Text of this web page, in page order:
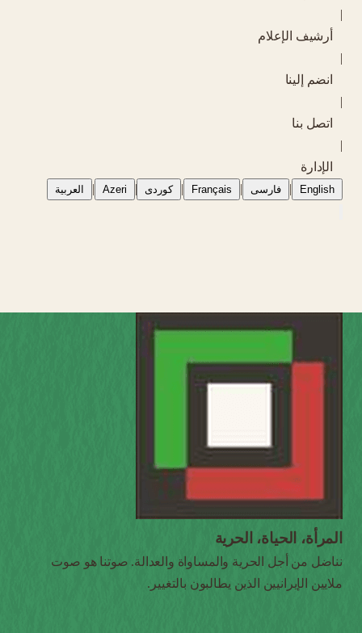
|
أرشيف الإعلام
|
انضم إلينا
|
اتصل بنا
|
الإدارة
English
| فارسی |
Français
| کوردی |
Azeri
| العربية
المرأة، الحياة، الحرية
نناضل من أجل الحرية والمساواة والعدالة. صوتنا هو صوت
ملايين الإيرانيين الذين يطالبون بالتغيير.